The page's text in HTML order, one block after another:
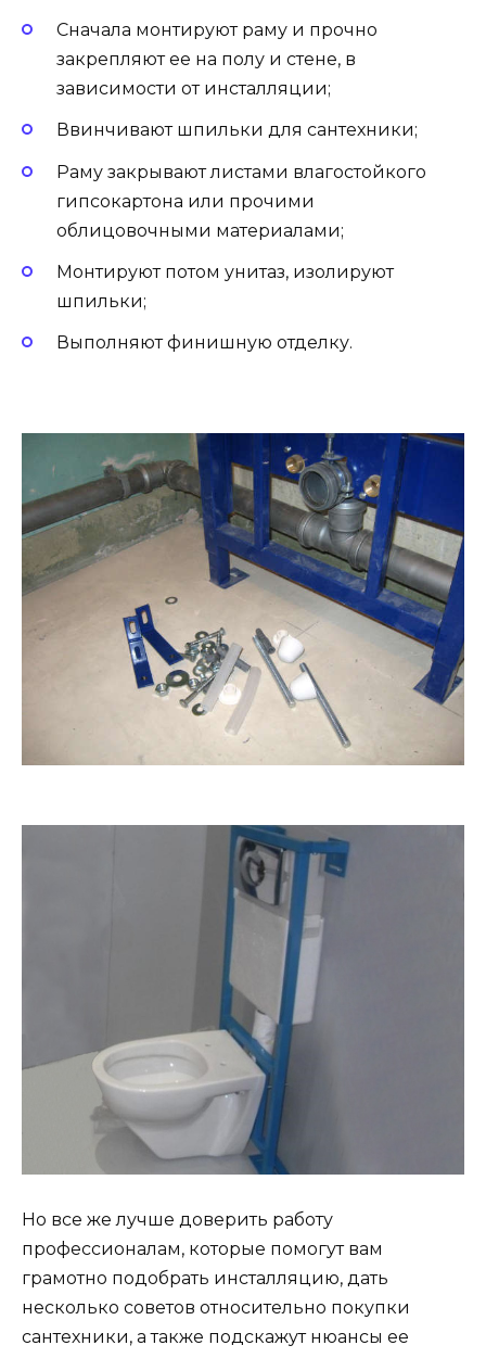
Сначала монтируют раму и прочно
закрепляют ее на полу и стене, в
зависимости от инсталляции;
Ввинчивают шпильки для сантехники;
Раму закрывают листами влагостойкого
гипсокартона или прочими
облицовочными материалами;
Монтируют потом унитаз, изолируют
шпильки;
Выполняют финишную отделку.
Но все же лучше доверить работу
профессионалам, которые помогут вам
грамотно подобрать инсталляцию, дать
несколько советов относительно покупки
сантехники, а также подскажут нюансы ее